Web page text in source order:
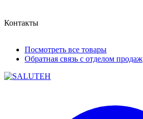
Контакты
Посмотреть все товары
Обратная связь с отделом продаж